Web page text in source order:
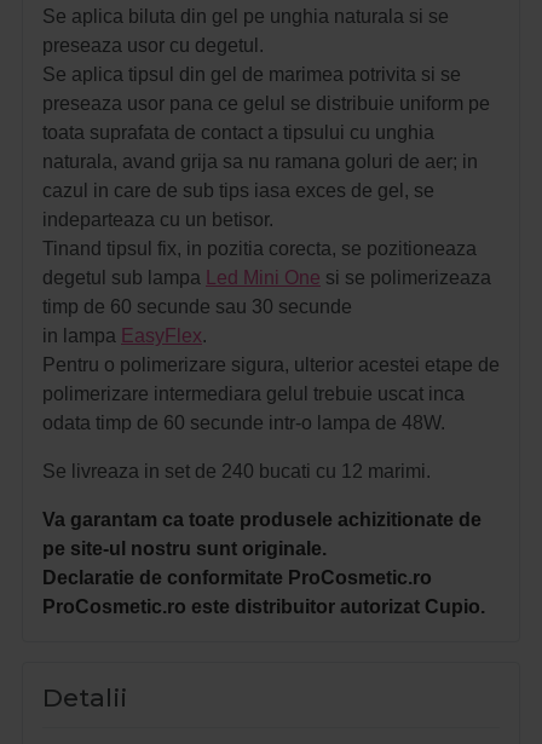
Se aplica biluta din gel pe unghia naturala si se
preseaza usor cu degetul.
Se aplica tipsul din gel de marimea potrivita si se
preseaza usor pana ce gelul se distribuie uniform pe
toata suprafata de contact a tipsului cu unghia
naturala, avand grija sa nu ramana goluri de aer; in
cazul in care de sub tips iasa exces de gel, se
indeparteaza cu un betisor.
Tinand tipsul fix, in pozitia corecta, se pozitioneaza
degetul sub lampa
Led Mini One si se polimerizeaza
timp de 60 secunde sau 30 secunde
in lampa EasyFlex.
Pentru o polimerizare sigura, ulterior acestei etape de
polimerizare intermediara gelul trebuie uscat inca
odata timp de 60 secunde intr-o lampa de 48W.
Se livreaza in set de 240 bucati cu 12 marimi.
Va garantam ca toate produsele achizitionate de
pe site-ul nostru sunt originale.
Declaratie de conformitate ProCosmetic.ro
ProCosmetic.ro este distribuitor autorizat Cupio.
Detalii